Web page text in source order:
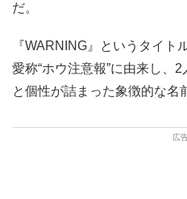
だ。
『WARNING』というタイト
愛称“ホウ注意報”に由来し、
と個性が詰まった象徴的な名